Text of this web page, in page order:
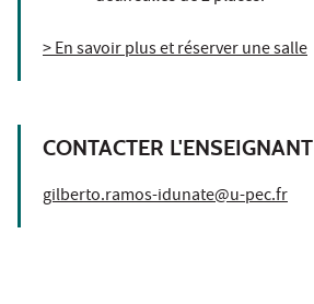
> En savoir plus et réserver une salle
CONTACTER L'ENSEIGNANT
gilberto.ramos-idunate@u-pec.fr